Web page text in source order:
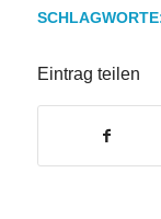
Eintrag teilen